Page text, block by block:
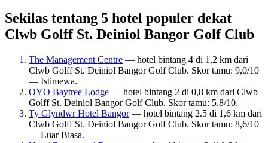
Sekilas tentang 5 hotel populer dekat
Clwb Golff St. Deiniol Bangor Golf Club
The Management Centre — hotel bintang 4 di 1,2 km dari
Clwb Golff St. Deiniol Bangor Golf Club. Skor tamu: 9,0/10
— Istimewa.
OYO Baytree Lodge — hotel bintang 2 di 0,8 km dari Clwb
Golff St. Deiniol Bangor Golf Club. Skor tamu: 5,8/10.
Ty Glyndwr Hotel Bangor— hotel bintang 2.5 di 1,6 km dari
Clwb Golff St. Deiniol Bangor Golf Club. Skor tamu: 8,6/10
— Luar Biasa.